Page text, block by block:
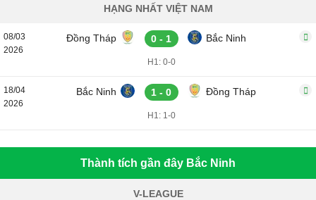
HẠNG NHẤT VIỆT NAM
08/03
2026
Đồng Tháp 0 - 1 Bắc Ninh
H1: 0-0
18/04
2026
Bắc Ninh 1 - 0 Đồng Tháp
H1: 1-0
Thành tích gần đây Bắc Ninh
V-LEAGUE